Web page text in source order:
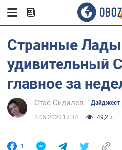
Странные
удивительный
главное за
Стас Сидилев Дайджест
2.05.2020 17:34 49,2 т.
1